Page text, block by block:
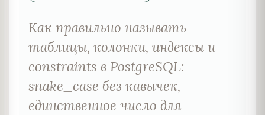
Как правильно называть
таблицы, колонки, индексы и
constraints в PostgreSQL:
snake_case без кавычек,
единственное число для